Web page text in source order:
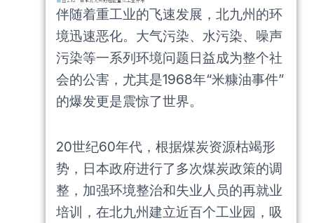
伴随着重工业的飞速发展，北九州的环
境迅速恶化。大气污染、水污染、噪声
污染等一系列环境问题日益成为整个社
会的公害，尤其是1968年“米糠油事件”
的爆发更是震惊了世界。
20世纪60年代，根据煤炭资源枯竭形
势，日本政府进行了多次煤炭政策的调
整，加强环境整治和失业人员的再就业
培训，在北九州建立近百个工业园，吸